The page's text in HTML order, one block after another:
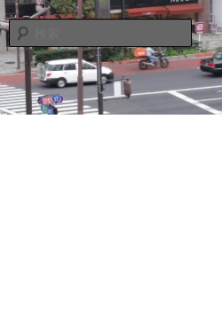
のようなふりして書き散らすblogサイト
検
索